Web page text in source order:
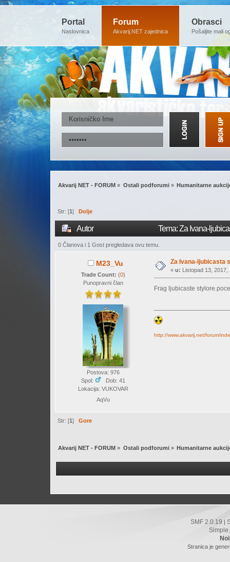
Portal
Naslovnica
Forum
Akvarij.NET zajednica
Obrasci
Pošaljite mali
Akvarij NET - FORUM » Ostali podforumi» Humanitarne
Str: [1] Dolje
Autor Tema: Za Ivana-
0 Članova i 1 Gost pregledava ovu temu.
M23_Vu
Trade Count: (0)
Punopravni član
Postova: 976
Spol:
Dob: 41
Lokacija: VUKOVAR
AqVu
Za Ivana-ljubicasta
« u: Listopad 13, 2017,
Frag ljubicaste
http://www.akvarij.net/forum/
Str: [1]Gore
Akvarij NET - FORUM » Ostali podforumi» Humanitarne
SMF 2.0.19
Simple
Stranica je